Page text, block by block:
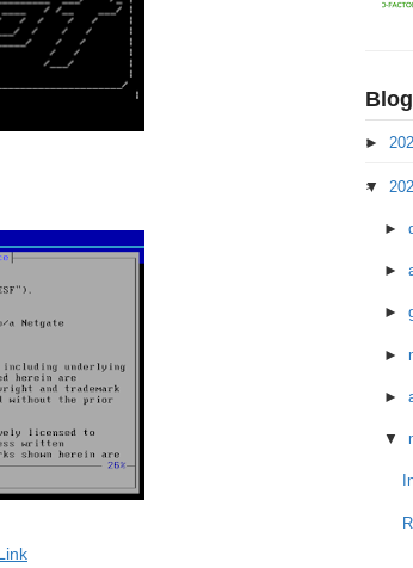
►
▼
►
►
►
►
►
▼